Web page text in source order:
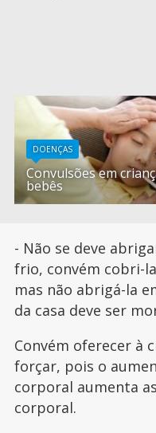
DOENÇAS
Convulsões em
bebês
- Não se deve
frio, convém cobri-
mas não abrigá-la
da casa deve ser
Convém oferecer à
forçar, pois o
corporal aumenta
corporal.